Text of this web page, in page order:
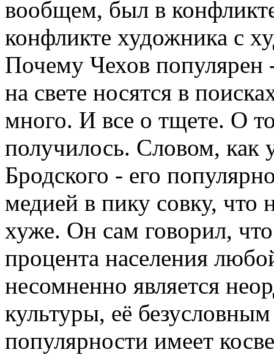
вообщем, был в
конфликте художника с
Почему Чехов популярен
на свете носятся в
много. И все о тщете. О
получилось. Словом, как
Бродского - его
медией в пику совку, что
хуже. Он сам говорил,
процента населения
несомненно является
культуры, её
популярности имеет